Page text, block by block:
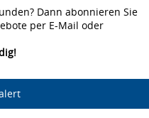
Dann abonnieren Sie
per E-Mail oder